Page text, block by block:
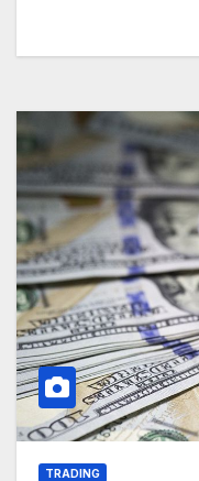
TRADING